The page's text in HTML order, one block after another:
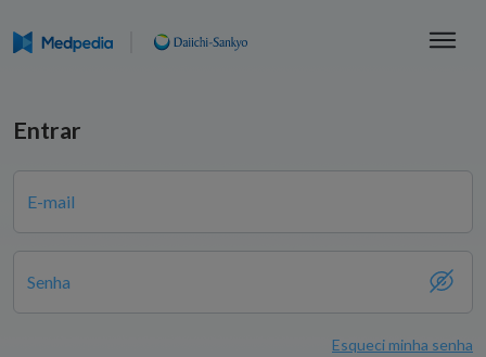
Entrar
E-mail
Senha
Esqueci minha senha